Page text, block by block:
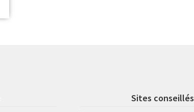
Sites conseillés